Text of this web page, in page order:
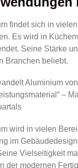
findet sich in vielen
Es wird in
Seine Stärke
Branchen beliebt.
Aluminium
–
wird in vielen
im
Vielseitigkeit
der modernen